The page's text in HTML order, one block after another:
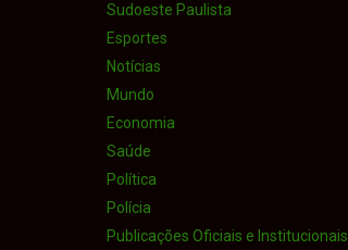
Sudoeste Paulista
Esportes
Notícias
Mundo
Economia
Saúde
Política
Polícia
Publicações Oficiais e Institucionais